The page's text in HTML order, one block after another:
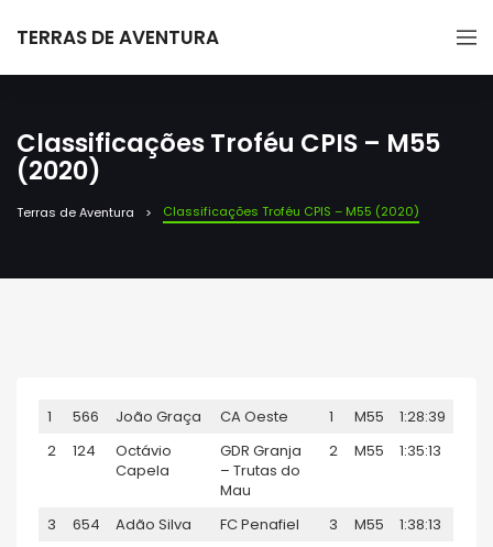
TERRAS DE AVENTURA
Classificações Troféu CPIS – M55
(2020)
Terras de Aventura Classificações Troféu CPIS – M55 (2020)
1 566 João Graça CA Oeste 1 M55
1:28:39
2
124
Octávio
Capela
GDR Granja
– Trutas do
Mau
2 M55 1:35:13
3 654 Adão Silva FC Penafiel 3 M55
1:38:13